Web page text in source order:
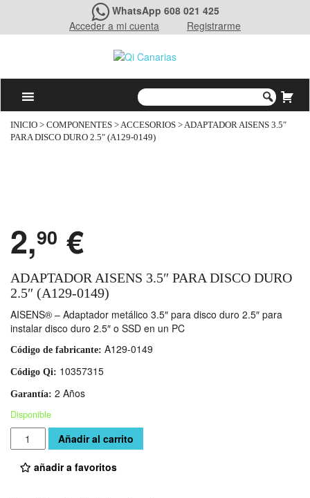
WhatsApp 608 021 425
Acceder a mi cuenta
Registrarme
INICIO > COMPONENTES >ACCESORIOS > ADAPTADOR AISENS 3.5″
PARA DISCO DURO 2.5″ (A129-0149)
2,90 €
ADAPTADOR AISENS 3.5″ PARA DISCO DURO
2.5″ (A129-0149)
AISENS® – Adaptador metálico 3.5″ para disco duro 2.5″ para
instalar disco duro 2.5″ o SSD en un PC
Código de fabricante: A129-0149
Código Qi: 10357315
Garantía: 2 Años
Disponible
Cantidad Añadir al carrito
añadir a favoritos